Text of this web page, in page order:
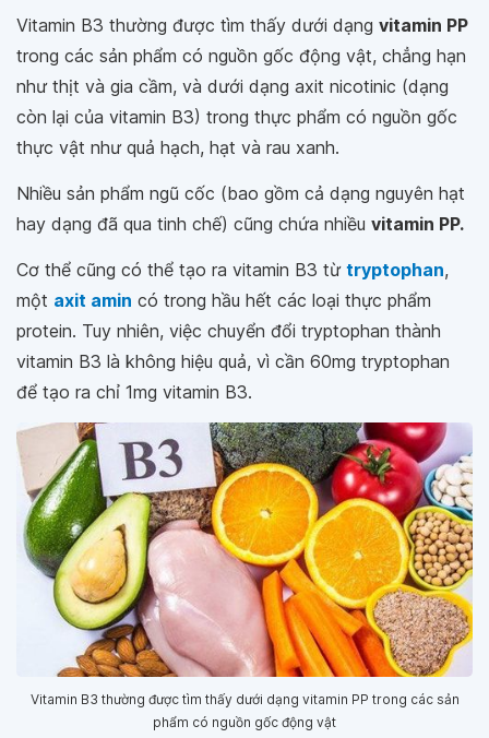
Vitamin B3 thường được tìm thấy dưới dạng vitamin PP
trong các sản phẩm có nguồn gốc động vật, chẳng hạn
như thịt và gia cầm, và dưới dạng axit nicotinic (dạng
còn lại của vitamin B3) trong thực phẩm có nguồn gốc
thực vật như quả hạch, hạt và rau xanh.
Nhiều sản phẩm ngũ cốc (bao gồm cả dạng nguyên hạt
hay dạng đã qua tinh chế) cũng chứa nhiều vitamin PP.
Cơ thể cũng có thể tạo ra vitamin B3 từ tryptophan,
một axit amin có trong hầu hết các loại thực phẩm
protein. Tuy nhiên, việc chuyển đổi tryptophan thành
vitamin B3 là không hiệu quả, vì cần 60mg tryptophan
để tạo ra chỉ 1mg vitamin B3.
Vitamin B3 thường được tìm thấy dưới dạng vitamin PP trong các sản
phẩm có nguồn gốc động vật